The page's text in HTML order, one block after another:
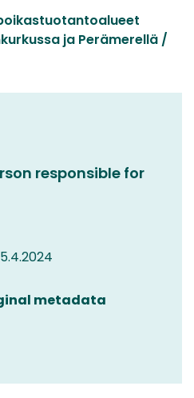
ja Perämerellä /
responsible for
metadata